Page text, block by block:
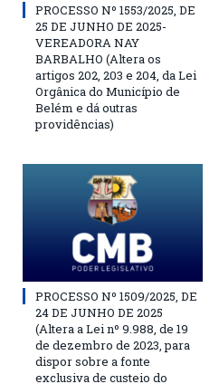
PROCESSO Nº 1553/2025, DE
25 DE JUNHO DE 2025-
VEREADORA NAY
BARBALHO (Altera os
artigos 202, 203 e 204, da Lei
Orgânica do Município de
Belém e dá outras
providências)
PROCESSO Nº 1509/2025, DE
24 DE JUNHO DE 2025
(Altera a Lei nº 9.988, de 19
de dezembro de 2023, para
dispor sobre a fonte
exclusiva de custeio do